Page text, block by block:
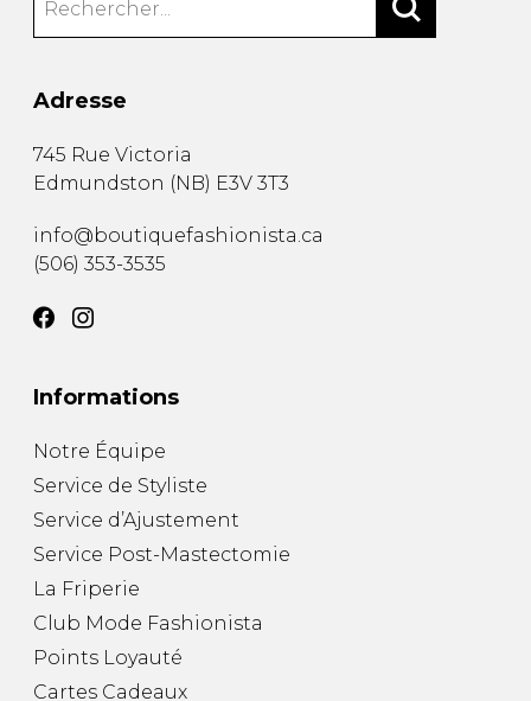
Adresse
745 Rue Victoria
Edmundston (NB) E3V 3T3
info@boutiquefashionista.ca
(506) 353-3535
Informations
Notre Équipe
Service de Styliste
Service d’Ajustement
Service Post-Mastectomie
La Friperie
Club Mode Fashionista
Points Loyauté
Cartes Cadeaux